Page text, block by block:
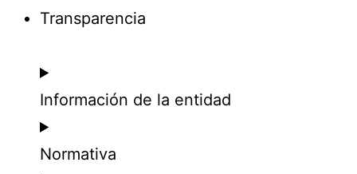
Transparencia
Información de la entidad
Normativa